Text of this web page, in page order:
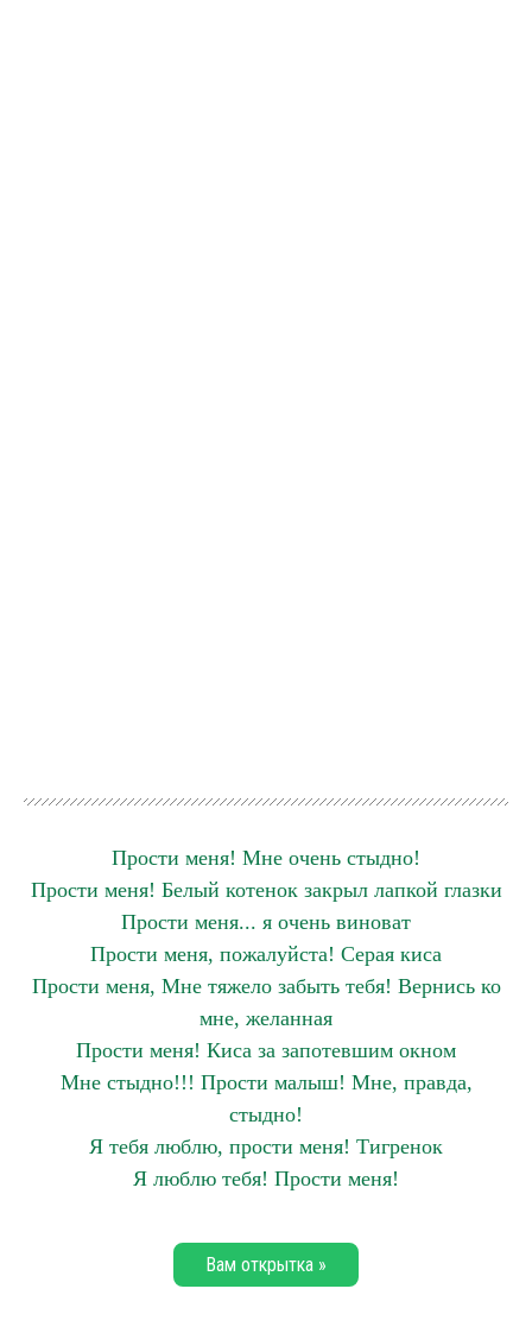
Прости меня! Мне очень стыдно!
Прости меня! Белый котенок закрыл лапкой глазки
Прости меня... я очень виноват
Прости меня, пожалуйста! Серая киса
Прости меня, Мне тяжело забыть тебя! Вернись ко
мне, желанная
Прости меня! Киса за запотевшим окном
Мне стыдно!!! Прости малыш! Мне, правда,
стыдно!
Я тебя люблю, прости меня! Тигренок
Я люблю тебя! Прости меня!
Вам открытка »